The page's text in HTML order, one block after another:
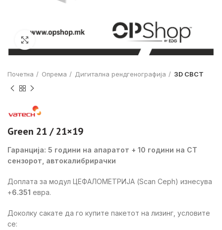
Почетна Опрема Дигитална рендгенографија 3D CBCT
Green 21 / 21×19
Гаранција: 5 години на апаратот + 10 години на CT
сензорот, автокалибрирачки
Доплата за модул ЦЕФАЛОМЕТРИЈА (Scan Ceph) изнесува
+6.351 евра.
Доколку сакате да го купите пакетот на лизинг, условите
се: